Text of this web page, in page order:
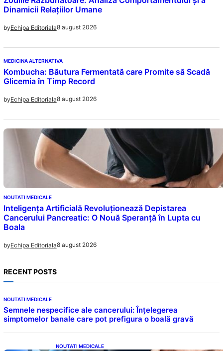
Dinamicii Relațiilor Umane
byEchipa Editoriala8 august 2026
MEDICINA ALTERNATIVA
Kombucha: Băutura Fermentată care Promite să Scadă
Glicemia în Timp Record
byEchipa Editoriala8 august 2026
NOUTATI MEDICALE
Inteligența Artificială Revoluționează Depistarea
Cancerului Pancreatic: O Nouă Speranță în Lupta cu
Boala
byEchipa Editoriala8 august 2026
RECENT POSTS
NOUTATI MEDICALE
Semnele nespecifice ale cancerului: Înțelegerea
simptomelor banale care pot prefigura o boală gravă
NOUTATI MEDICALE